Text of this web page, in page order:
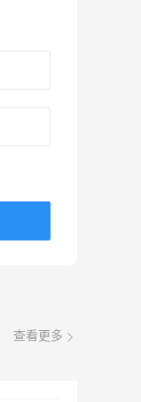
查看更多